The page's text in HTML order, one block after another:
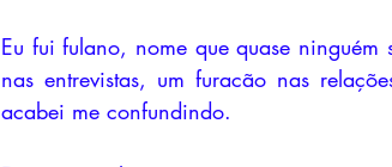
Eu fui fulano, nome que quase
nas entrevistas, um furacão nas
acabei me confundindo.